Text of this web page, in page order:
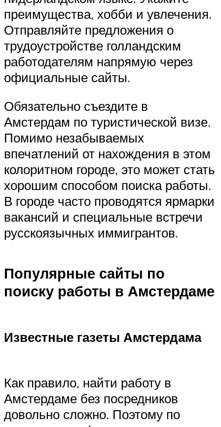
преимущества, хобби и увлечения.
Отправляйте предложения о
трудоустройстве голландским
работодателям напрямую через
официальные сайты.
Обязательно съездите в
Амстердам по туристической визе.
Помимо незабываемых
впечатлений от нахождения в этом
колоритном городе, это может стать
хорошим способом поиска работы.
В городе часто проводятся ярмарки
вакансий и специальные встречи
русскоязычных иммигрантов.
Популярные сайты по
поиску работы в Амстердаме
Известные газеты Амстердама
Как правило, найти работу в
Амстердаме без посредников
довольно сложно. Поэтому по